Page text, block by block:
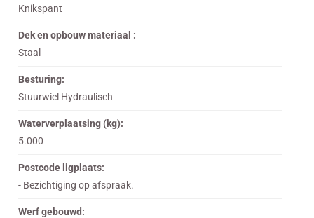
Knikspant
Dek en opbouw materiaal :
Staal
Besturing:
Stuurwiel Hydraulisch
Waterverplaatsing (kg):
5.000
Postcode ligplaats:
- Bezichtiging op afspraak.
Werf gebouwd: